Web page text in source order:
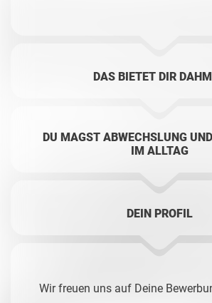
DAS BIETET DIR
DU MAGST ABWECHSLUNG
IM ALLTAG
DEIN PROFIL
Wir freuen uns auf Deine